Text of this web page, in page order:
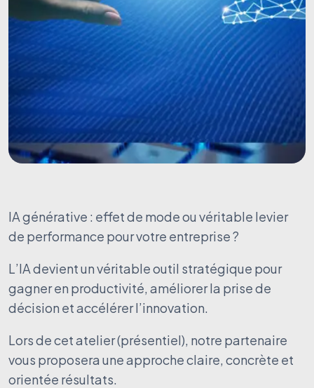
IA générative : effet de mode ou véritable levier
de performance pour votre entreprise ?
L’IA devient un véritable outil stratégique pour
gagner en productivité, améliorer la prise de
décision et accélérer l’innovation.
Lors de cet atelier (présentiel), notre partenaire
vous proposera une approche claire, concrète et
orientée résultats.